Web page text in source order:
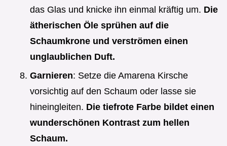
das Glas und knicke ihn einmal kräftig um. Die
ätherischen Öle sprühen auf die
Schaumkrone und verströmen einen
unglaublichen Duft.
Garnieren: Setze die Amarena Kirsche
vorsichtig auf den Schaum oder lasse sie
hineingleiten. Die tiefrote Farbe bildet einen
wunderschönen Kontrast zum hellen
Schaum.